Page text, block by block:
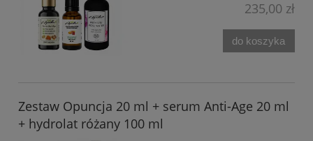
235,00 zł
do koszyka
Zestaw Opuncja 20 ml + serum Anti-Age 20 ml
+ hydrolat różany 100 ml